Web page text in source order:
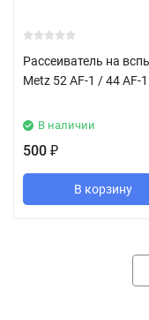
Рассеиватель на
Metz 52 AF-1 / 44 AF-1
В наличии
500 ₽
В корзину